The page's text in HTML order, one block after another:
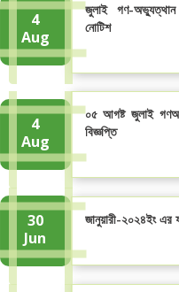
4
Aug
জুলাই গণ-
নোটিশ
4
Aug
০৫ আগষ্ট জুলাই
বিজ্ঞপ্তি
30
Jun
জানুয়ারী-২০২৪ইং এর